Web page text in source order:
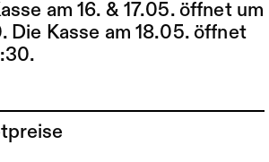
am 16. & 17.05. öffnet um
Die Kasse am 18.05. öffnet